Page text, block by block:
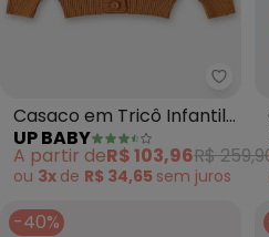
Up
Casaco em Tricô Infantil
Menina (Marrom)
UP BABY
A partir deR$ 103,96R$
ou 3x de R$ 34,65 sem juros
-40%